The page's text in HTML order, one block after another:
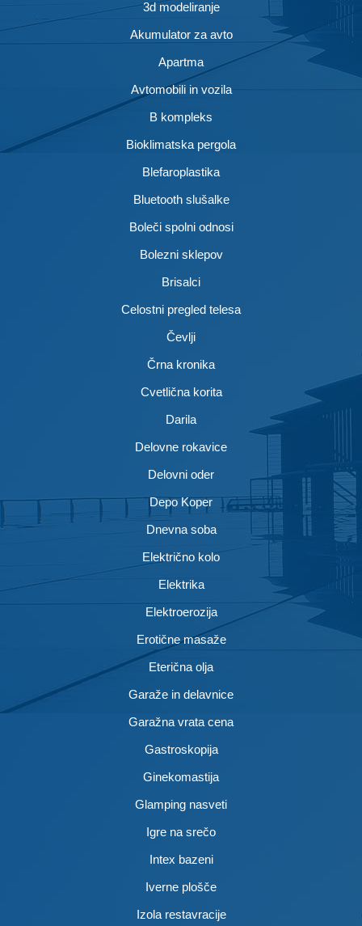
3d modeliranje
Akumulator za avto
Apartma
Avtomobili in vozila
B kompleks
Bioklimatska pergola
Blefaroplastika
Bluetooth slušalke
Boleči spolni odnosi
Bolezni sklepov
Brisalci
Celostni pregled telesa
Čevlji
Črna kronika
Cvetlična korita
Darila
Delovne rokavice
Delovni oder
Depo Koper
Dnevna soba
Električno kolo
Elektrika
Elektroerozija
Erotične masaže
Eterična olja
Garaže in delavnice
Garažna vrata cena
Gastroskopija
Ginekomastija
Glamping nasveti
Igre na srečo
Intex bazeni
Iverne plošče
Izola restavracije